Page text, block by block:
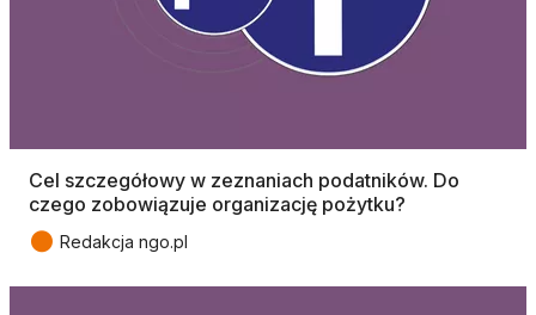
Cel szczegółowy w zeznaniach podatników. Do
czego zobowiązuje organizację pożytku?
● Redakcja ngo.pl